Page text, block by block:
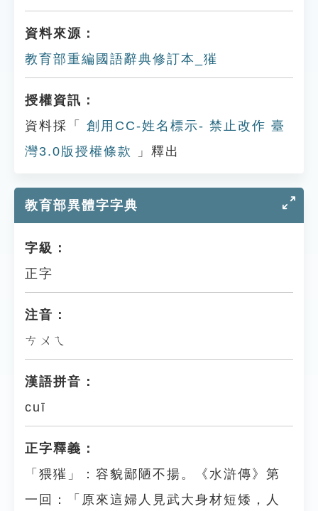
資料來源：
教育部重編國語辭典修訂本_獕
授權資訊：
資料採「
創用CC-姓名標示- 禁止改作 臺
灣3.0版授權條款
」釋出
教育部異體字字典
字級：
正字
注音：
ㄘㄨㄟ
漢語拼音：
cuī
正字釋義：
「猥獕」：容貌鄙陋不揚。《水滸傳》第
一回：「原來這婦人見武大身材短矮，人